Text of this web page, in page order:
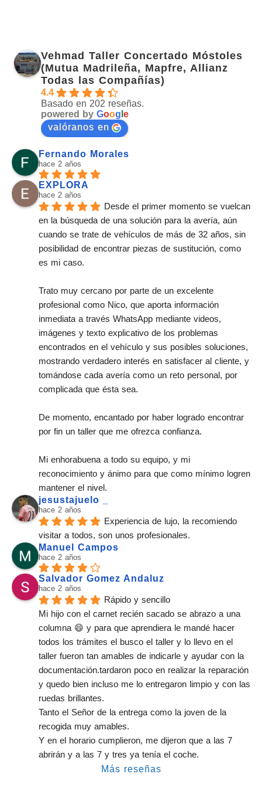
Vehmad Taller Concertado Móstoles
(Mutua Madrileña, Mapfre, Allianz
Todas las Compañías)
4.4
Basado en 202 reseñas.
powered by Goog e
valóranos en
Fernando Morales
hace 2 años
EXPLORA
hace 2 años
Desde el primer momento se vuelcan
en la búsqueda de una solución para la avería, aún
cuando se trate de vehículos de más de 32 años, sin
posibilidad de encontrar piezas de sustitución, como
es mi caso.
Trato muy cercano por parte de un excelente
profesional como Nico, que aporta información
inmediata a través WhatsApp mediante videos,
imágenes y texto explicativo de los problemas
encontrados en el vehículo y sus posibles soluciones,
mostrando verdadero interés en satisfacer al cliente, y
tomándose cada avería como un reto personal, por
complicada que ésta sea.
De momento, encantado por haber logrado encontrar
por fin un taller que me ofrezca confianza.
Mi enhorabuena a todo su equipo, y mi
reconocimiento y ánimo para que como mínimo logren
mantener el nivel.
jesustajuelo _
hace 2 años
Experiencia de lujo, la recomiendo
visitar a todos, son unos profesionales.
Manuel Campos
hace 2 años
Salvador Gomez Andaluz
hace 2 años
Rápido y sencillo
Mi hijo con el carnet recién sacado se abrazo a una
columna 😄 y para que aprendiera le mandé hacer
todos los trámites el busco el taller y lo llevo en el
taller fueron tan amables de indicarle y ayudar con la
documentación.tardaron poco en realizar la reparación
y quedo bien incluso me lo entregaron limpio y con las
ruedas brillantes.
Tanto el Señor de la entrega como la joven de la
recogida muy amables.
Y en el horario cumplieron, me dijeron que a las 7
abrirán y a las 7 y tres ya tenía el coche.
Más reseñas